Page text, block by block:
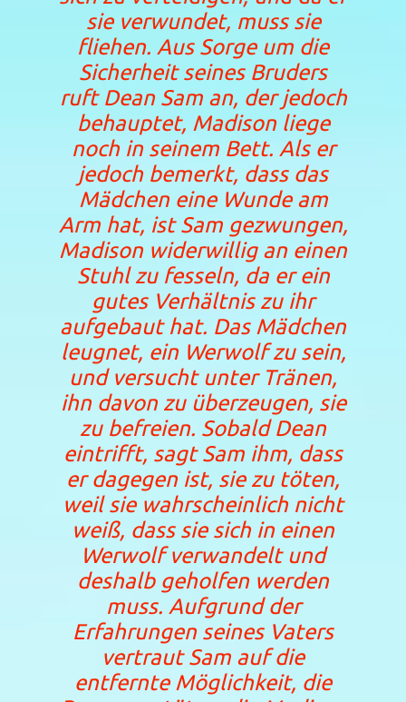
sie verwundet, muss sie
fliehen. Aus Sorge um die
Sicherheit seines Bruders
ruft Dean Sam an, der jedoch
behauptet, Madison liege
noch in seinem Bett. Als er
jedoch bemerkt, dass das
Mädchen eine Wunde am
Arm hat, ist Sam gezwungen,
Madison widerwillig an einen
Stuhl zu fesseln, da er ein
gutes Verhältnis zu ihr
aufgebaut hat. Das Mädchen
leugnet, ein Werwolf zu sein,
und versucht unter Tränen,
ihn davon zu überzeugen, sie
zu befreien. Sobald Dean
eintrifft, sagt Sam ihm, dass
er dagegen ist, sie zu töten,
weil sie wahrscheinlich nicht
weiß, dass sie sich in einen
Werwolf verwandelt und
deshalb geholfen werden
muss. Aufgrund der
Erfahrungen seines Vaters
vertraut Sam auf die
entfernte Möglichkeit, die